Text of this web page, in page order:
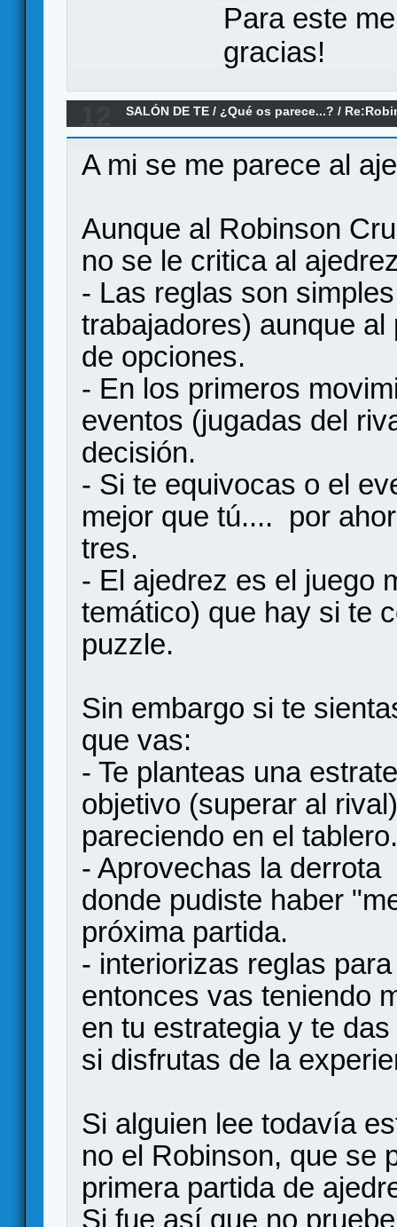
Para este
gracias!
SALÓN DE TE / ¿Qué os parece...? /
A mi se me parece al
Aunque al Robinson
no se le critica al
- Las reglas son
trabajadores) aunque
de opciones.
- En los primeros
eventos (jugadas del
decisión.
- Si te equivocas o el
mejor que tú.... por
tres.
- El ajedrez es el juego
temático) que hay si te
puzzle.
Sin embargo si te
que vas:
- Te planteas una
objetivo (superar al
pareciendo en el tablero.
- Aprovechas la
donde pudiste haber
próxima partida.
- interiorizas reglas
entonces vas teniendo
en tu estrategia y te
si disfrutas de la
Si alguien lee todavía
no el Robinson, que se
primera partida de
Si fue así que no